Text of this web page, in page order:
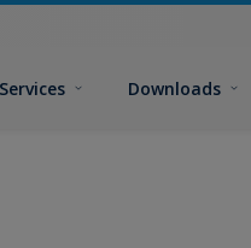
Services Downloads